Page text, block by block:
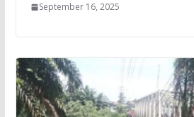
September 16, 2025